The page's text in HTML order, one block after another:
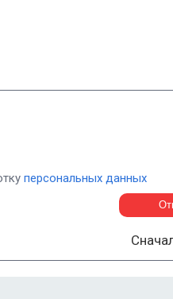
персональных данных